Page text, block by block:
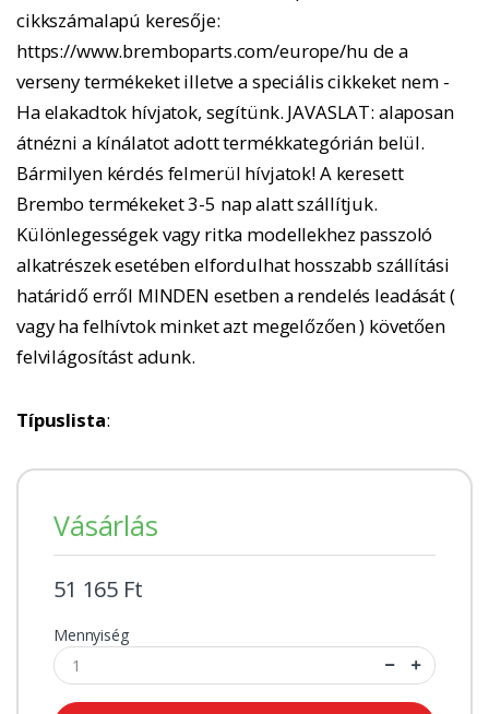
cikkszámalapú keresője:
https://www.bremboparts.com/europe/hu de a
verseny termékeket illetve a speciális cikkeket nem -
Ha elakadtok hívjatok, segítünk. JAVASLAT: alaposan
átnézni a kínálatot adott termékkategórián belül.
Bármilyen kérdés felmerül hívjatok! A keresett
Brembo termékeket 3-5 nap alatt szállítjuk.
Különlegességek vagy ritka modellekhez passzoló
alkatrészek esetében elfordulhat hosszabb szállítási
határidő erről MINDEN esetben a rendelés leadását (
vagy ha felhívtok minket azt megelőzően ) követően
felvilágosítást adunk.
Típuslista:
Vásárlás
51 165 Ft
Mennyiség